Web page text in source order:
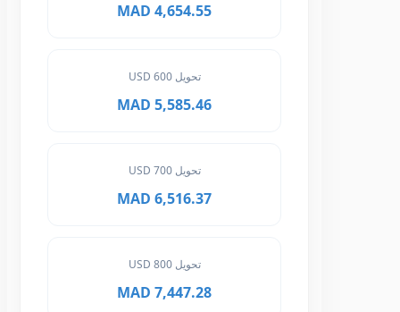
4,654.55 MAD
تحويل 600 USD
5,585.46 MAD
تحويل 700 USD
6,516.37 MAD
تحويل 800 USD
7,447.28 MAD